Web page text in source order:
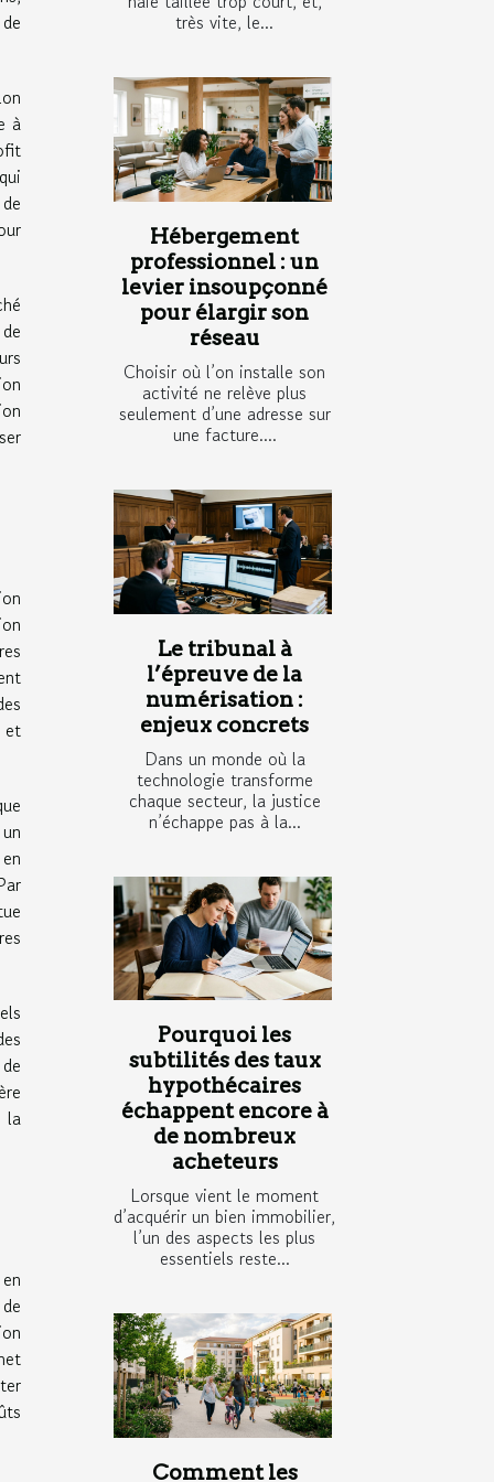
à
et
la
très vite, le...
Hébergement
professionnel : un
levier insoupçonné
pour élargir son
réseau
Choisir où l’on installe son
activité ne relève plus
seulement d’une adresse sur
une facture....
Le tribunal à
l’épreuve de la
numérisation :
enjeux concrets
Dans un monde où la
technologie transforme
chaque secteur, la justice
n’échappe pas à la...
Pourquoi les
subtilités des taux
hypothécaires
échappent encore à
de nombreux
acheteurs
Lorsque vient le moment
d’acquérir un bien immobilier,
l’un des aspects les plus
essentiels reste...
Comment les